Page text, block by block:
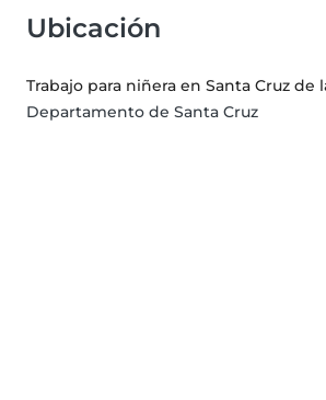
Ubicación
Trabajo para niñera en Santa Cruz de
Departamento de Santa Cruz